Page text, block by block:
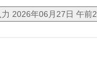
力 2026年06月27日 午前